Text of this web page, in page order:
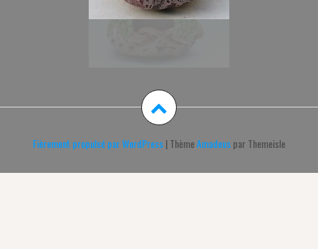
Fièrement propulsé par WordPress|ThèmeAmadeuspar Themeisle